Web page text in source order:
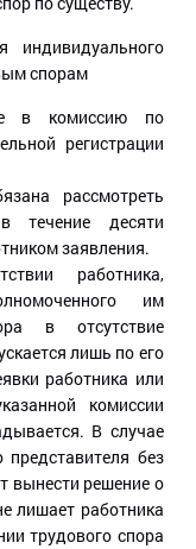
индивидуального
спорам
в комиссию по
регистрации
рассмотреть
течение десяти
заявления.
работника,
им
в отсутствие
лишь по его
работника или
комиссии
В случае
без
вынести решение о
лишает работника
трудового спора